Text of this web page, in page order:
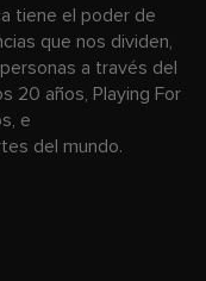
tiene el poder de
que nos dividen,
a través del
20 años, Playing For
e
del mundo.